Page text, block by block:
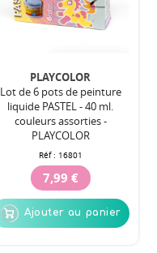
PLAYCOLOR
Lot de 6 pots de peinture
liquide PASTEL - 40 ml.
couleurs assorties -
PLAYCOLOR
Réf : 16801
7,99 €
Ajouter au panier